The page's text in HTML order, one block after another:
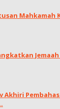
Mahkamah
Akhiri